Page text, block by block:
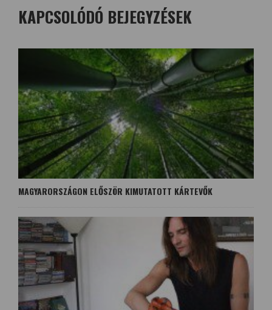
KAPCSOLÓDÓ BEJEGYZÉSEK
MAGYARORSZÁGON ELŐSZÖR KIMUTATOTT KÁRTEVŐK